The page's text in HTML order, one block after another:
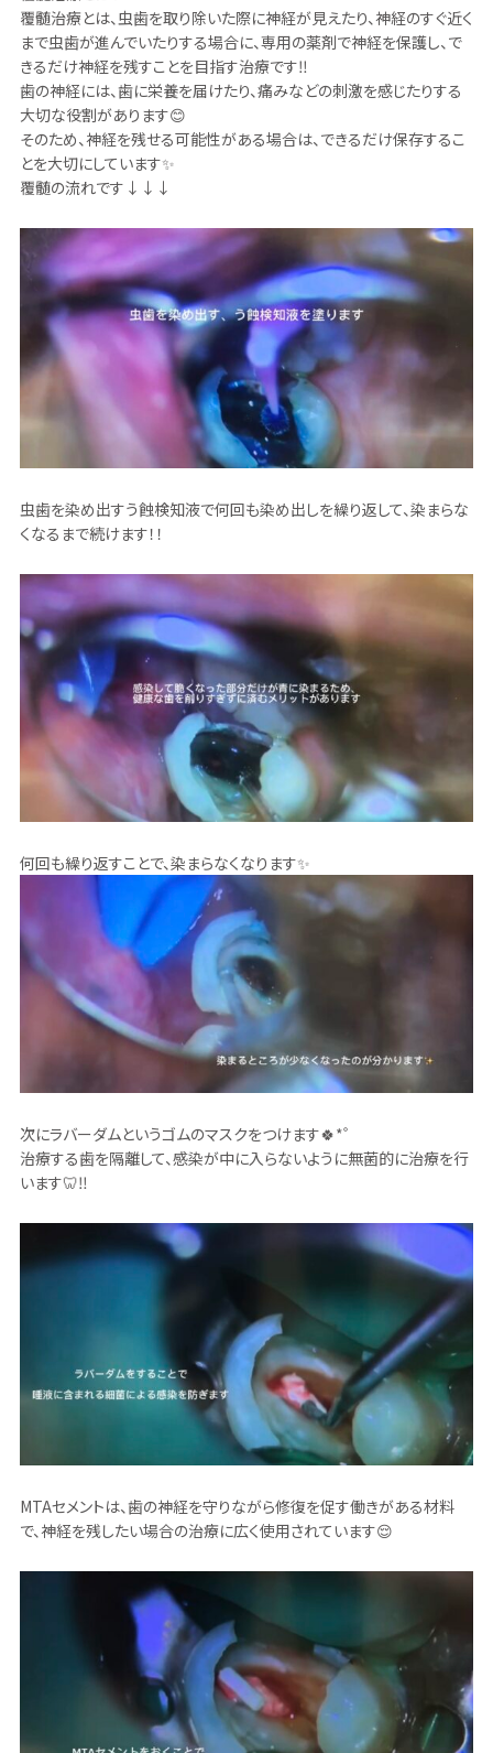
覆髄治療とは、虫歯を取り除いた際に神経が見えたり、神経のすぐ近く
まで虫歯が進んでいたりする場合に、専用の薬剤で神経を保護し、で
きるだけ神経を残すことを目指す治療です‼️
歯の神経には、歯に栄養を届けたり、痛みなどの刺激を感じたりする
大切な役割があります😊
そのため、神経を残せる可能性がある場合は、できるだけ保存するこ
とを大切にしています✨️
覆髄の流れです↓↓↓
虫歯を染め出すう蝕検知液で何回も染め出しを繰り返して、染まらな
くなるまで続けます！！
何回も繰り返すことで、染まらなくなります✨
次にラバーダムというゴムのマスクをつけます🍀*゜
治療する歯を隔離して、感染が中に入らないように無菌的に治療を行
います🦷‼️
MTAセメントは、歯の神経を守りながら修復を促す働きがある材料
で、神経を残したい場合の治療に広く使用されています😌